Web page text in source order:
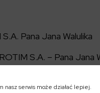
nasz serwis może działać lepiej.
Pana Jana Walulika
S.A. – Pana Jana